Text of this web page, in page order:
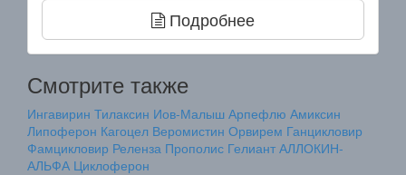
Подробнее
Смотрите также
Ингавирин Тилаксин Иов-Малыш Арпефлю Амиксин
Липоферон Кагоцел Веромистин Орвирем Ганцикловир
Фамцикловир Реленза Прополис Гелиант АЛЛОКИН-
АЛЬФА Циклоферон